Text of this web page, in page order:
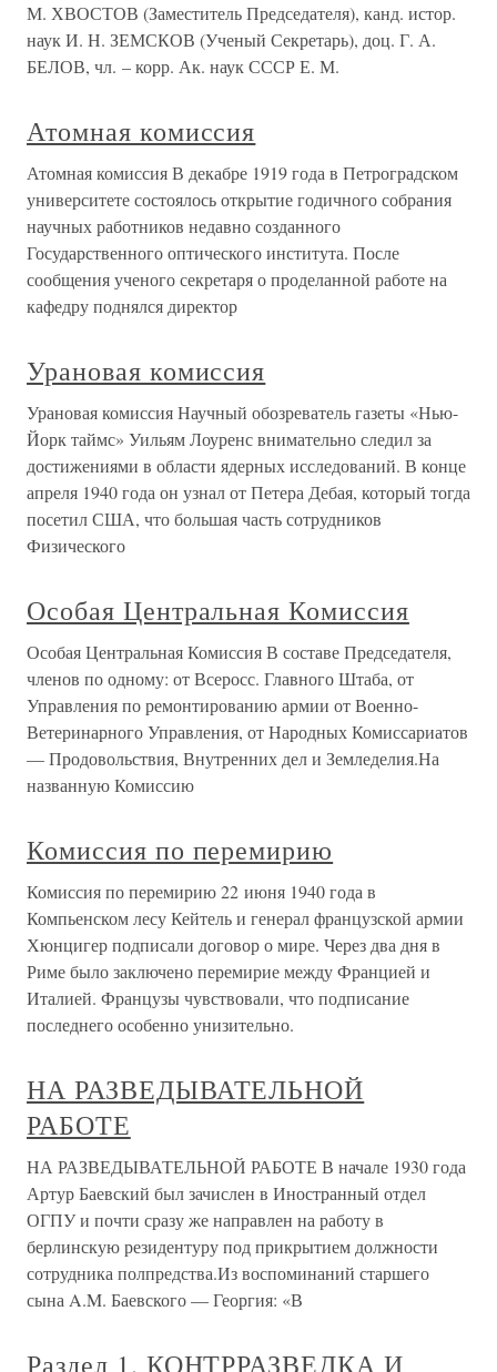
М. ХВОСТОВ (Заместитель Председателя), канд. истор.
наук И. Н. ЗЕМСКОВ (Ученый Секретарь), доц. Г. А.
БЕЛОВ, чл. – корр. Ак. наук СССР Е. М.
Атомная комиссия
Атомная комиссия В декабре 1919 года в Петроградском
университете состоялось открытие годичного собрания
научных работников недавно созданного
Государственного оптического института. После
сообщения ученого секретаря о проделанной работе на
кафедру поднялся директор
Урановая комиссия
Урановая комиссия Научный обозреватель газеты «Нью-
Йорк таймс» Уильям Лоуренс внимательно следил за
достижениями в области ядерных исследований. В конце
апреля 1940 года он узнал от Петера Дебая, который тогда
посетил США, что большая часть сотрудников
Физического
Особая Центральная Комиссия
Особая Центральная Комиссия В составе Председателя,
членов по одному: от Всеросс. Главного Штаба, от
Управления по ремонтированию армии от Военно-
Ветеринарного Управления, от Народных Комиссариатов
— Продовольствия, Внутренних дел и Земледелия.На
названную Комиссию
Комиссия по перемирию
Комиссия по перемирию 22 июня 1940 года в
Компьенском лесу Кейтель и генерал французской армии
Хюнцигер подписали договор о мире. Через два дня в
Риме было заключено перемирие между Францией и
Италией. Французы чувствовали, что подписание
последнего особенно унизительно.
НА РАЗВЕДЫВАТЕЛЬНОЙ
РАБОТЕ
НА РАЗВЕДЫВАТЕЛЬНОЙ РАБОТЕ В начале 1930 года
Артур Баевский был зачислен в Иностранный отдел
ОГПУ и почти сразу же направлен на работу в
берлинскую резидентуру под прикрытием должности
сотрудника полпредства.Из воспоминаний старшего
сына A.M. Баевского — Георгия: «В
Раздел 1. КОНТРРАЗВЕДКА И